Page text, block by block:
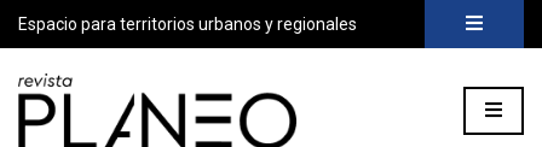
Espacio para territorios urbanos y regionales